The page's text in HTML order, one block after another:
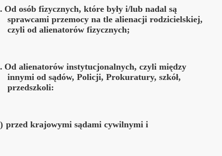
Od osób fizycznych, które były i/lub nadal są
sprawcami przemocy na tle alienacji rodzicielskiej,
czyli od alienatorów fizycznych;
Od alienatorów instytucjonalnych, czyli między
innymi od sądów, Policji, Prokuratury, szkół,
przedszkoli:
przed krajowymi sądami cywilnymi i
o Fundacji OPD "K" OPP
Polsce